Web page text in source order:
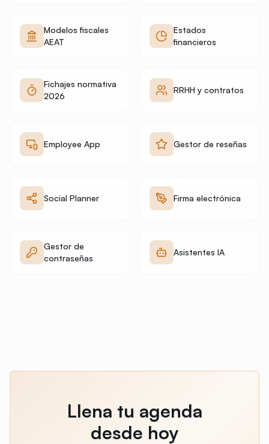
Modelos fiscales
AEAT
Estados
financieros
Fichajes normativa
2026
RRHH y contratos
Employee App Gestor de reseñas
Social Planner Firma electrónica
Gestor de
contraseñas
Asistentes IA
Llena tu agenda
desde hoy